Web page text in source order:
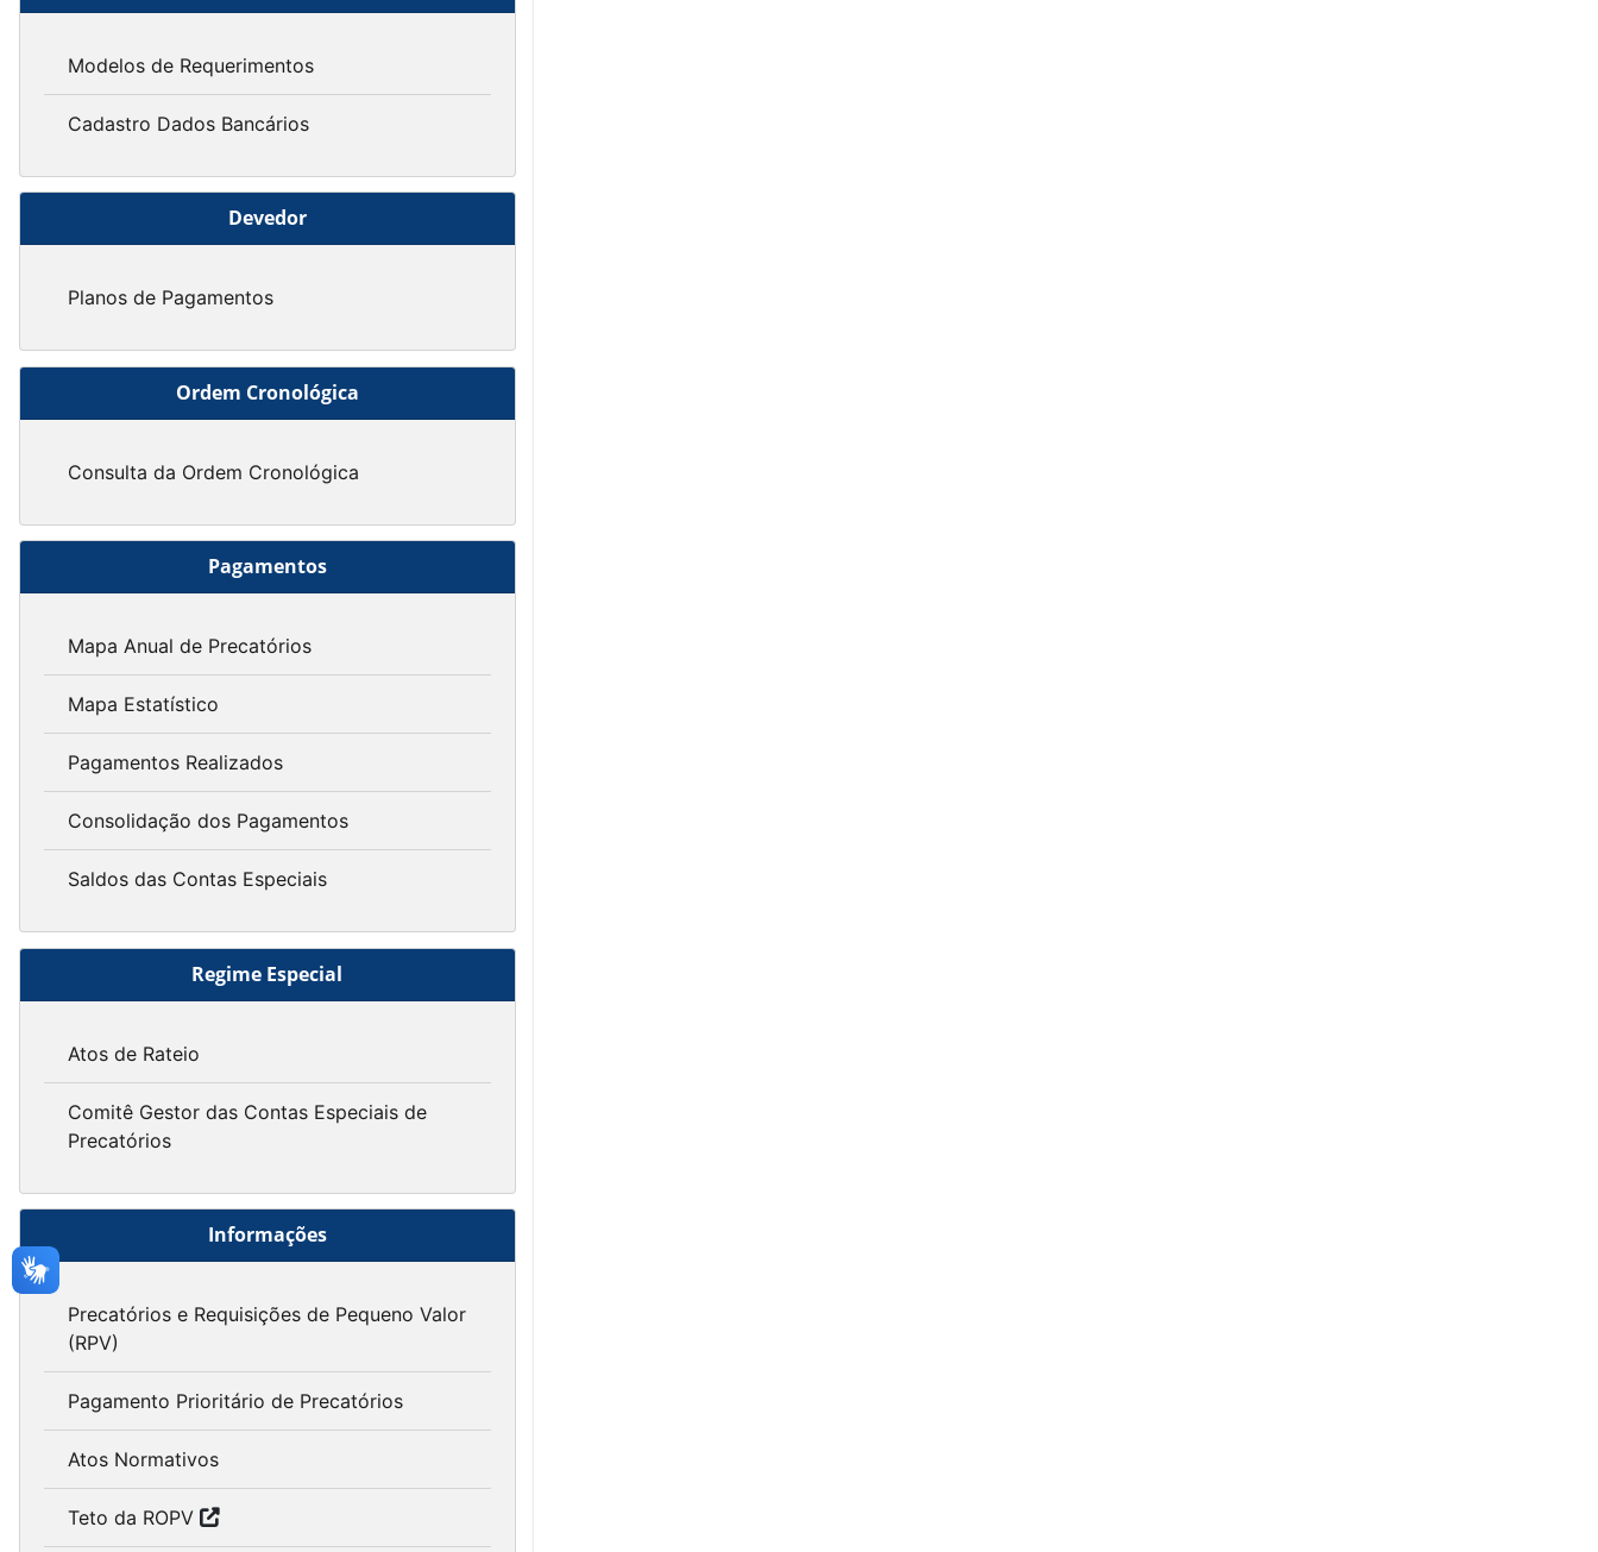
Modelos de Requerimentos
Cadastro Dados Bancários
Devedor
Planos de Pagamentos
Ordem Cronológica
Consulta da Ordem Cronológica
Pagamentos
Mapa Anual de Precatórios
Mapa Estatístico
Pagamentos Realizados
Consolidação dos Pagamentos
Saldos das Contas Especiais
Regime Especial
Atos de Rateio
Comitê Gestor das Contas Especiais de
Precatórios
Informações
Precatórios e Requisições de Pequeno Valor
(RPV)
Pagamento Prioritário de Precatórios
Atos Normativos
Teto da ROPV